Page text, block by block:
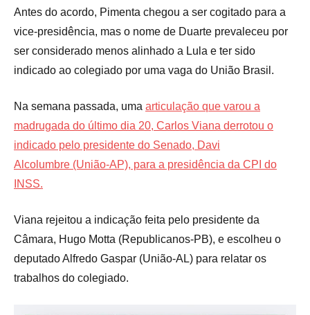
Antes do acordo, Pimenta chegou a ser cogitado para a
vice-presidência, mas o nome de Duarte prevaleceu por
ser considerado menos alinhado a Lula e ter sido
indicado ao colegiado por uma vaga do União Brasil.
Na semana passada, uma articulação que varou a
madrugada do último dia 20, Carlos Viana derrotou o
indicado pelo presidente do Senado, Davi
Alcolumbre (União-AP), para a presidência da CPI do
INSS.
Viana rejeitou a indicação feita pelo presidente da
Câmara, Hugo Motta (Republicanos-PB), e escolheu o
deputado Alfredo Gaspar (União-AL) para relatar os
trabalhos do colegiado.